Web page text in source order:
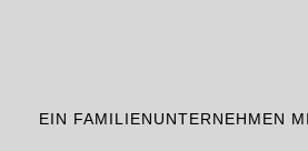
EIN FAMILIENUNTERNEHMEN